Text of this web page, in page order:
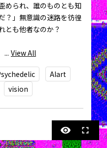
められ、誰のものとも知
？」無意識の迷路を彷徨
とも他者なのか？
... View All
AIart
vision
visibility fullscreen